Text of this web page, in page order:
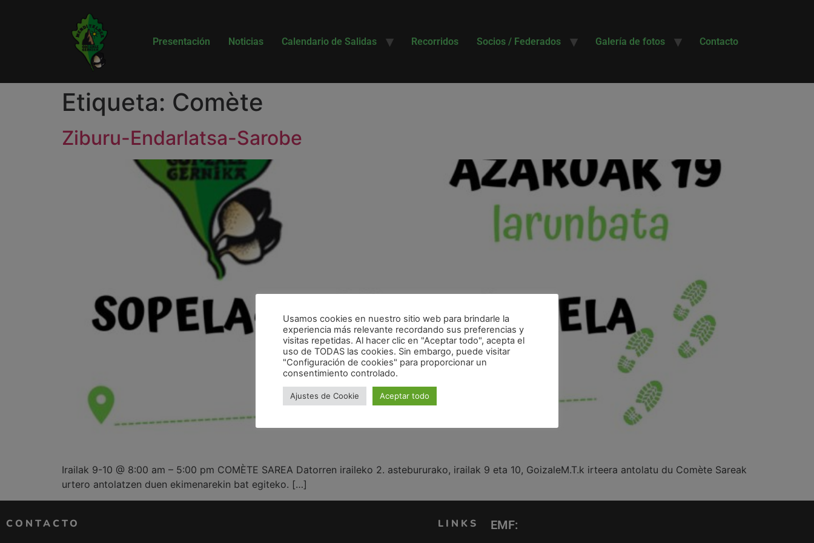
Presentación Noticias Calendario de Salidas Recorridos Socios / Federados Galería de fotos Contacto
Etiqueta: Comète
Ziburu-Endarlatsa-Sarobe
Irailak 9-10 @ 8:00 am – 5:00 pm COMÈTE SAREA Datorren iraileko 2. astebururako, irailak 9 eta 10, GoizaleM.T.k irteera antolatu du Comète Sareak
urtero antolatzen duen ekimenarekin bat egiteko. […]
CONTACTO LINKS EMF:
Usamos cookies en nuestro sitio web para brindarle la
experiencia más relevante recordando sus preferencias y
visitas repetidas. Al hacer clic en "Aceptar todo", acepta el
uso de TODAS las cookies. Sin embargo, puede visitar
"Configuración de cookies" para proporcionar un
consentimiento controlado.
Ajustes de Cookie Aceptar todo